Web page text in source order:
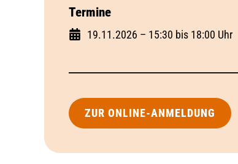
Termine
19.11.2026 – 15:30 bis 18:00 Uhr
ZUR ONLINE-ANMELDUNG